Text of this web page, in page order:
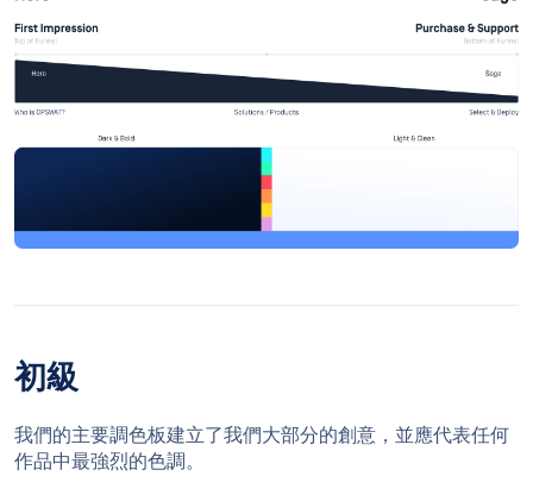
初級
我們的主要調色板建立了我們大部分的創意，並應代表任何
作品中最強烈的色調。